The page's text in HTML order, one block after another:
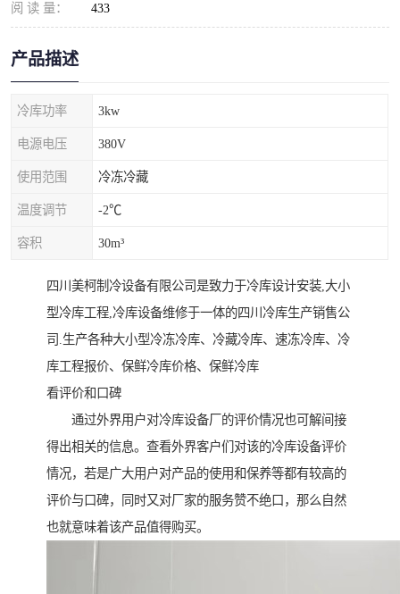
阅 读 量： 433
产品描述
冷库功率 3kw
电源电压 380V
使用范围 冷冻冷藏
温度调节 -2℃
容积 30m³
四川美柯制冷设备有限公司是致力于冷库设计安装,大小
型冷库工程,冷库设备维修于一体的四川冷库生产销售公
司.生产各种大小型冷冻冷库、冷藏冷库、速冻冷库、冷
库工程报价、保鲜冷库价格、保鲜冷库
看评价和口碑
通过外界用户对冷库设备厂的评价情况也可解间接
得出相关的信息。查看外界客户们对该的冷库设备评价
情况，若是广大用户对产品的使用和保养等都有较高的
评价与口碑，同时又对厂家的服务赞不绝口，那么自然
也就意味着该产品值得购买。